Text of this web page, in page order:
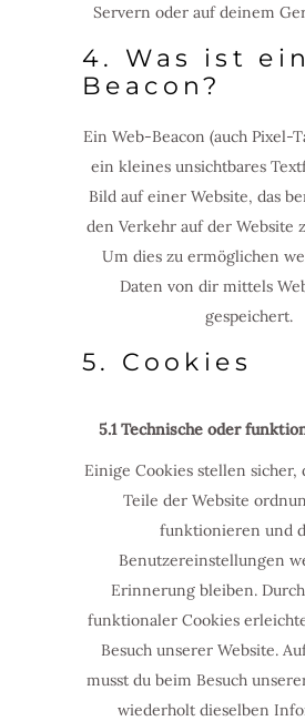
Servern oder auf deinem
4. Was ist
Beacon?
Ein Web-Beacon (auch Pixel-
ein kleines unsichtbares
Bild auf einer Website, das
den Verkehr auf der Website
Um dies zu ermöglichen
Daten von dir mittels
gespeichert.
5. Cookies
5.1 Technische oder
Einige Cookies stellen sicher,
Teile der Website
funktionieren und
Benutzereinstellungen
Erinnerung bleiben.
funktionaler Cookies
Besuch unserer Website.
musst du beim Besuch
wiederholt dieselben